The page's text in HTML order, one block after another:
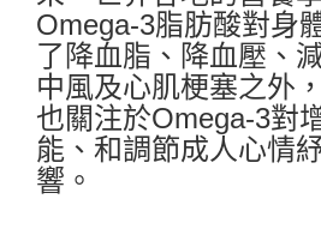
Omega-3脂肪酸對身
了降血脂、降血壓、
中風及心肌梗塞之外
也關注於Omega-3對
能、和調節成人心情
響。